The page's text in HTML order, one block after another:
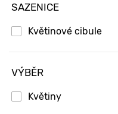
SAZENICE
Květinové cibule
VÝBĚR
Květiny